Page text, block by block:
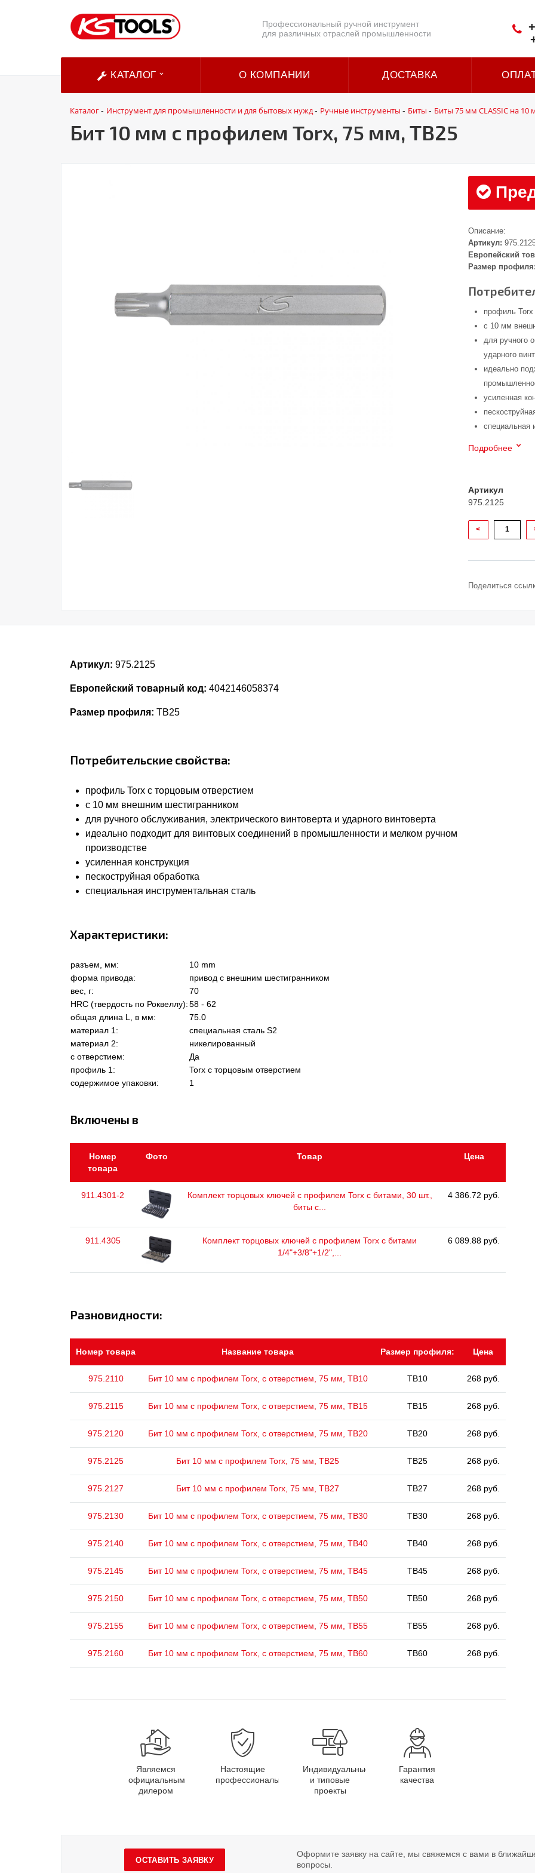
Профессиональный ручной инструмент
для различных отраслей промышленности
КАТАЛОГ О КОМПАНИИ ДОСТАВКА
Каталог- Инструмент для промышленности и для бытовых нужд- Ручные инструменты - Биты - Биты 75 мм CLASSIC на 10
Бит 10 мм с профилем Torx, 75 мм, ТВ25
Описание:
Артикул:
Европейский
Размер
профиль Torx
с 10 мм
для ручного
ударного
идеально
усиленная
специальная
Подробнее
Артикул
975.2125
<
Поделиться
Артикул: 975.2125
Европейский товарный код: 4042146058374
Размер профиля: TB25
Потребительские свойства:
профиль Torx с торцовым отверстием
с 10 мм внешним шестигранником
для ручного обслуживания, электрического винтоверта и ударного винтоверта
идеально подходит для винтовых соединений в промышленности и мелком ручном
производстве
усиленная конструкция
пескоструйная обработка
специальная инструментальная сталь
Характеристики:
разъем, мм:
10 mm
форма привода:
привод с внешним шестигранником
вес, г:
70
HRC (твердость по Роквеллу):58 - 62
общая длина L, в мм:
75.0
материал 1:
специальная сталь S2
материал 2:
никелированный
с отверстием:
Да
профиль 1:
Torx с торцовым отверстием
содержимое упаковки:
1
Включены в
Номер
товара
Фото Товар Цена
911.4301-2
Комплект торцовых ключей с профилем Torx с битами, 30 шт.,
биты с...
4 386.72 руб.
911.4305
Комплект торцовых ключей с профилем Torx с битами
1/4"+3/8"+1/2",...
6 089.88 руб.
Разновидности:
Номер товара Название товара Размер профиля: Цена
975.2110 Бит 10 мм с профилем Torx, с отверстием, 75 мм, ТВ10 TB10 268 руб.
975.2115 Бит 10 мм с профилем Torx, с отверстием, 75 мм, ТВ15 TB15 268 руб.
975.2120 Бит 10 мм с профилем Torx, с отверстием, 75 мм, ТВ20 TB20 268 руб.
975.2125 Бит 10 мм с профилем Torx, 75 мм, ТВ25 TB25 268 руб.
975.2127 Бит 10 мм с профилем Torx, 75 мм, ТВ27 TB27 268 руб.
975.2130 Бит 10 мм с профилем Torx, с отверстием, 75 мм, ТВ30 TB30 268 руб.
975.2140 Бит 10 мм с профилем Torx, с отверстием, 75 мм, ТВ40 TB40 268 руб.
975.2145 Бит 10 мм с профилем Torx, с отверстием, 75 мм, ТВ45 TB45 268 руб.
975.2150 Бит 10 мм с профилем Torx, с отверстием, 75 мм, ТВ50 TB50 268 руб.
975.2155 Бит 10 мм с профилем Torx, с отверстием, 75 мм, ТВ55 TB55 268 руб.
975.2160 Бит 10 мм с профилем Torx, с отверстием, 75 мм, ТВ60 TB60 268 руб.
Являемся
официальным
дилером
Настоящие
профессионалы
Индивидуальные
и типовые
проекты
Гарантия
качества
ОСТАВИТЬ ЗАЯВКУ
Оформите заявку на сайте, мы свяжемся с вами в
вопросы.